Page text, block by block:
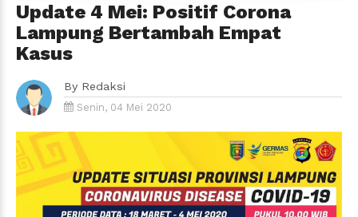
Update 4 Mei: Positif Corona
Lampung Bertambah Empat
Kasus
By Redaksi
Senin, 04 Mei 2020